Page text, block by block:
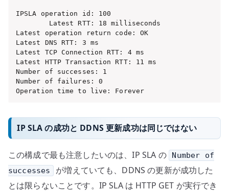
IPSLA operation id: 100
        Latest RTT: 18 milliseconds
Latest operation return code: OK
Latest DNS RTT: 3 ms
Latest TCP Connection RTT: 4 ms
Latest HTTP Transaction RTT: 11 ms
Number of successes: 1
Number of failures: 0
Operation time to live: Forever
IP SLA の成功と DDNS 更新成功は同じではない
この構成で最も注意したいのは、IP SLA の
Number of
successes
が増えていても、DDNS の更新が成功した
とは限らないことです。IP SLA は HTTP GET が実行でき